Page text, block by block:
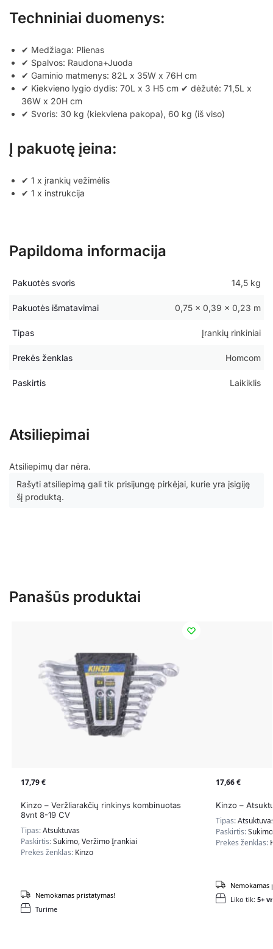
Techniniai duomenys:
✔ Medžiaga: Plienas
✔ Spalvos: Raudona+Juoda
✔ Gaminio matmenys: 82L x 35W x 76H cm
✔ Kiekvieno lygio dydis: 70L x 3 H5 cm ✔ dėžutė: 71,5L x
36W x 20H cm
✔ Svoris: 30 kg (kiekviena pakopa), 60 kg (iš viso)
Į pakuotę įeina:
✔ 1 x įrankių vežimėlis
✔ 1 x instrukcija
Papildoma informacija
Pakuotės svoris 14,5 kg
Pakuotės išmatavimai 0,75 × 0,39 × 0,23 m
Tipas Įrankių rinkiniai
Prekės ženklas Homcom
Paskirtis Laikiklis
Atsiliepimai
Atsiliepimų dar nėra.
Rašyti atsiliepimą gali tik prisijungę pirkėjai, kurie yra įsigiję
šį produktą.
Panašūs produktai
17,79€
Kinzo – Veržliarakčių rinkinys kombinuotas
8vnt 8-19 CV
Tipas:Atsuktuvas
Paskirtis:Sukimo, Veržimo Įrankiai
Prekės ženklas: Kinzo
Turime
Nemokamas pristatymas!
17,66€
Kinzo –
Tipas:
Paskirtis:
Prekės ženklas:
Liko tik: 5+
Nemokamas